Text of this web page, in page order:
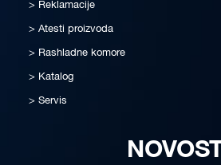
Reklamacije
Atesti proizvoda
Rashladne komore
Katalog
Servis
NOVOSTI